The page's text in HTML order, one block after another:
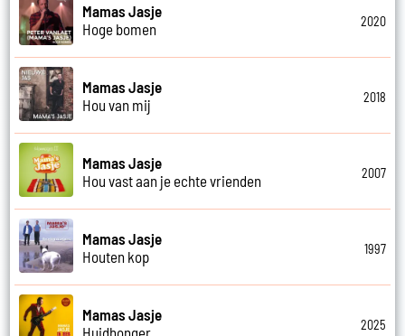
Mamas Jasje
Hoge bomen
2020
Mamas Jasje
Hou van mij
2018
Mamas Jasje
Hou vast aan je echte vrienden
2007
Mamas Jasje
Houten kop
1997
Mamas Jasje
Huidhonger
2025